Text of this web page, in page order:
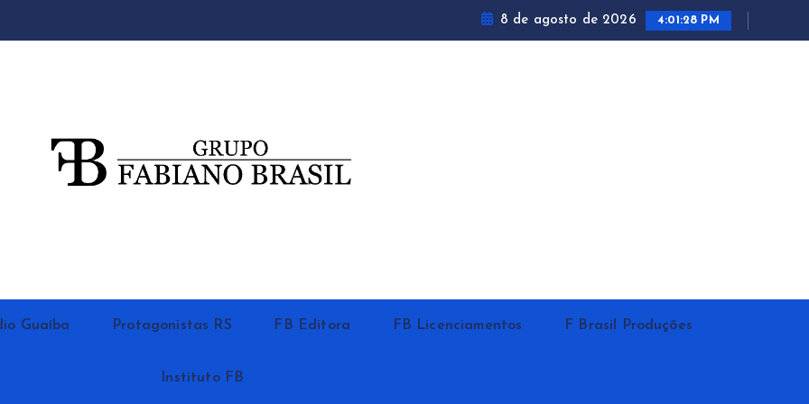
8 de agosto de 2026 4:01:29 PM
Guaíba Protagonistas RS FB Editora FB Licenciamentos F Brasil Produções
Instituto FB